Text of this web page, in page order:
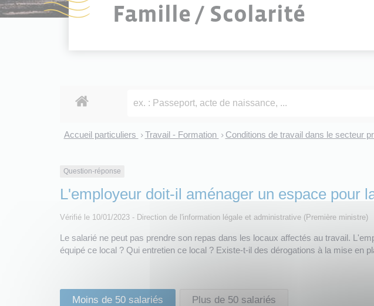
Famille / Scolarité
Accueil particuliers > Travail - Formation > Conditions de travail dans le secteur
Question-réponse
L'employeur doit-il aménager un espace pour
Vérifié le 10/01/2023 - Direction de l'information légale et administrative (Première ministre)
Le salarié ne peut pas prendre son repas dans les locaux affectés au travail.
équipé ce local ? Qui entretien ce local ? Existe-t-il des dérogations à la mise en
Moins de 50 salariés Plus de 50 salariés